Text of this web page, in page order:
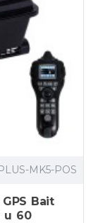
MK5-POS
Bait
и 60